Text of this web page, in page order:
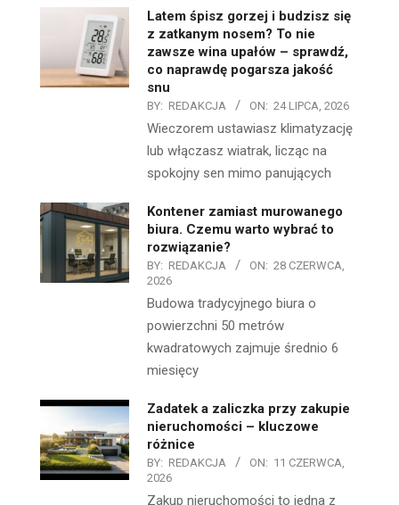
Latem śpisz gorzej i budzisz się
z zatkanym nosem? To nie
zawsze wina upałów – sprawdź,
co naprawdę pogarsza jakość
snu
BY: REDAKCJA ON: 24 LIPCA, 2026
Wieczorem ustawiasz klimatyzację
lub włączasz wiatrak, licząc na
spokojny sen mimo panujących
Kontener zamiast murowanego
biura. Czemu warto wybrać to
rozwiązanie?
BY: REDAKCJA ON: 28 CZERWCA,
2026
Budowa tradycyjnego biura o
powierzchni 50 metrów
kwadratowych zajmuje średnio 6
miesięcy
Zadatek a zaliczka przy zakupie
nieruchomości – kluczowe
różnice
BY: REDAKCJA ON: 11 CZERWCA,
2026
Zakup nieruchomości to jedna z